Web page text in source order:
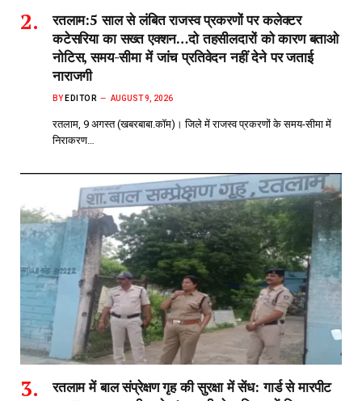
रतलाम:5 साल से लंबित राजस्व प्रकरणों पर कलेक्टर
कटेसरिया का सख्त एक्शन…दो तहसीलदारों को कारण बताओ
नोटिस, समय-सीमा में जांच प्रतिवेदन नहीं देने पर जताई
नाराजगी
BY EDITOR AUGUST 9, 2026
रतलाम, 9 अगस्त (खबरबाबा.कॉम)। जिले में राजस्व प्रकरणों के समय-सीमा में
निराकरण…
रतलाम में बाल संप्रेक्षण गृह की सुरक्षा में सेंध: गार्ड से मारपीट